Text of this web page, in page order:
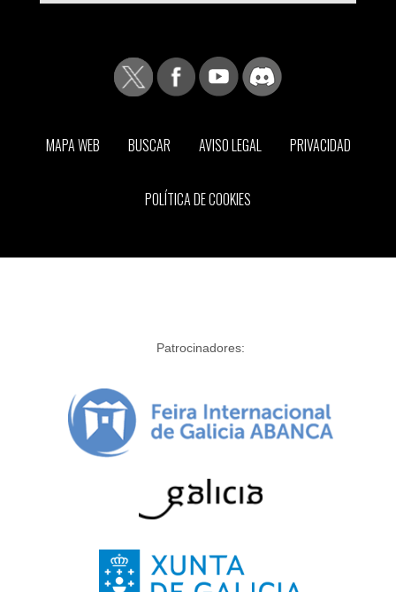
MAPA WEB BUSCAR AVISO LEGAL PRIVACIDAD
POLÍTICA DE COOKIES
Patrocinadores: